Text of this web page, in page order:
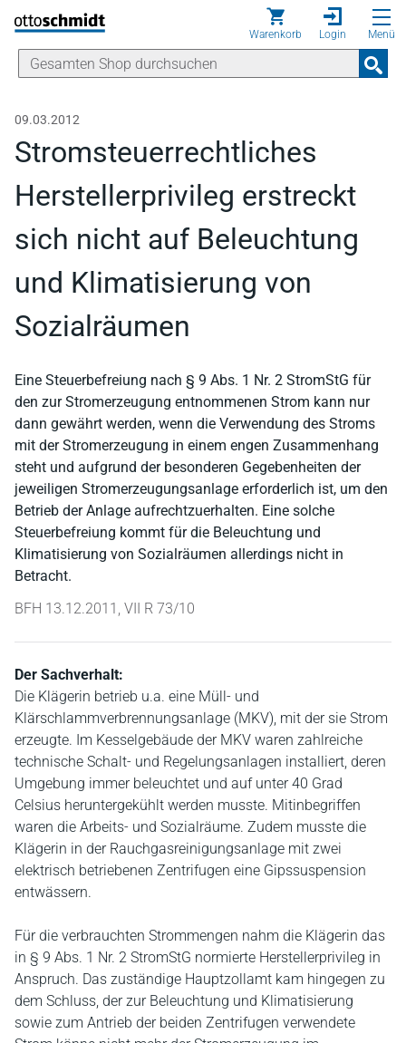
Direkt zum Inhalt
Warenkorb Login Menü
09.03.2012
Stromsteuerrechtliches
Herstellerprivileg erstreckt
sich nicht auf Beleuchtung
und Klimatisierung von
Sozialräumen
Eine Steuerbefreiung nach § 9 Abs. 1 Nr. 2 StromStG für
den zur Stromerzeugung entnommenen Strom kann nur
dann gewährt werden, wenn die Verwendung des Stroms
mit der Stromerzeugung in einem engen Zusammenhang
steht und aufgrund der besonderen Gegebenheiten der
jeweiligen Stromerzeugungsanlage erforderlich ist, um den
Betrieb der Anlage aufrechtzuerhalten. Eine solche
Steuerbefreiung kommt für die Beleuchtung und
Klimatisierung von Sozialräumen allerdings nicht in
Betracht.
BFH 13.12.2011, VII R 73/10
Der Sachverhalt:
Die Klägerin betrieb u.a. eine Müll- und
Klärschlammverbrennungsanlage (MKV), mit der sie Strom
erzeugte. Im Kesselgebäude der MKV waren zahlreiche
technische Schalt- und Regelungsanlagen installiert, deren
Umgebung immer beleuchtet und auf unter 40 Grad
Celsius heruntergekühlt werden musste. Mitinbegriffen
waren die Arbeits- und Sozialräume. Zudem musste die
Klägerin in der Rauchgasreinigungsanlage mit zwei
elektrisch betriebenen Zentrifugen eine Gipssuspension
entwässern.
Für die verbrauchten Strommengen nahm die Klägerin das
in § 9 Abs. 1 Nr. 2 StromStG normierte Herstellerprivileg in
Anspruch. Das zuständige Hauptzollamt kam hingegen zu
dem Schluss, der zur Beleuchtung und Klimatisierung
sowie zum Antrieb der beiden Zentrifugen verwendete